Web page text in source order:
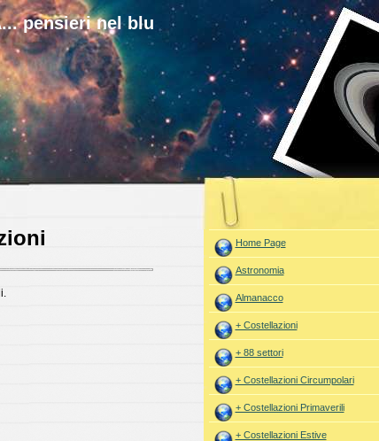
pensieri nel blu
Home Page
Astronomia
Almanacco
+ Costellazioni
+ 88 settori
+ Costellazioni Circumpolari
+ Costellazioni Primaverili
+ Costellazioni Estive